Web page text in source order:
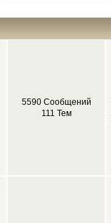
5590 Сообщений
111 Тем